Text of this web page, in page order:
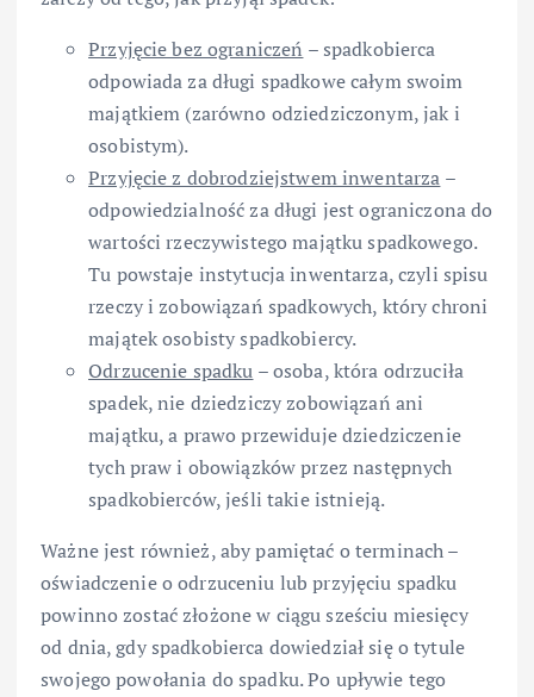
Przyjęcie bez ograniczeń – spadkobierca
odpowiada za długi spadkowe całym swoim
majątkiem (zarówno odziedziczonym, jak i
osobistym).
Przyjęcie z dobrodziejstwem inwentarza –
odpowiedzialność za długi jest ograniczona do
wartości rzeczywistego majątku spadkowego.
Tu powstaje instytucja inwentarza, czyli spisu
rzeczy i zobowiązań spadkowych, który chroni
majątek osobisty spadkobiercy.
Odrzucenie spadku – osoba, która odrzuciła
spadek, nie dziedziczy zobowiązań ani
majątku, a prawo przewiduje dziedziczenie
tych praw i obowiązków przez następnych
spadkobierców, jeśli takie istnieją.
Ważne jest również, aby pamiętać o terminach –
oświadczenie o odrzuceniu lub przyjęciu spadku
powinno zostać złożone w ciągu sześciu miesięcy
od dnia, gdy spadkobierca dowiedział się o tytule
swojego powołania do spadku. Po upływie tego